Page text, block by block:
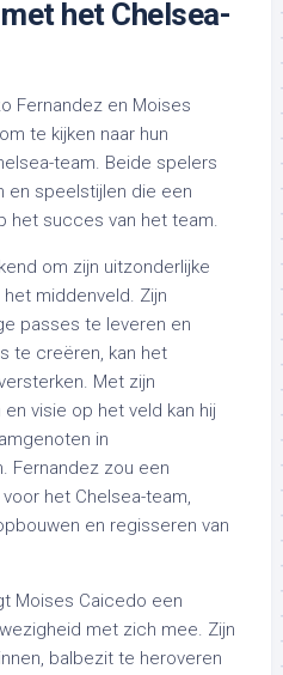
het Chelsea-
Fernandez en Moises
te kijken naar hun
team. Beide spelers
en speelstijlen die een
het succes van het team.
om zijn uitzonderlijke
middenveld. Zijn
passes te leveren en
te creëren, kan het
Met zijn
visie op het veld kan hij
in
Fernandez zou een
het Chelsea-team,
en regisseren van
Moises Caicedo een
met zich mee. Zijn
balbezit te heroveren